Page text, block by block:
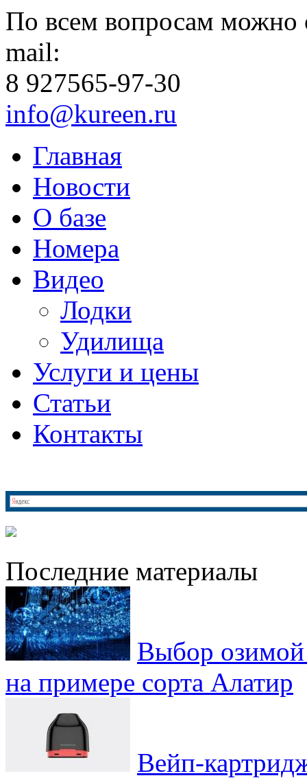
По всем вопросам можно
mail:
8 927565-97-30
info@kureen.ru
Главная
Новости
О базе
Номера
Видео
Лодки
Удилища
Услуги и цены
Статьи
Контакты
Последние материалы
Выбор озимой
на примере сорта Алатир
Вейп-